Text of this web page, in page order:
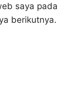
saya pada
berikutnya.